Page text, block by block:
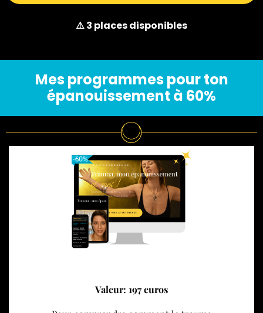
⚠️ 3 places disponibles
Mes programmes pour ton
épanouissement à 60%
Valeur: 197 euros